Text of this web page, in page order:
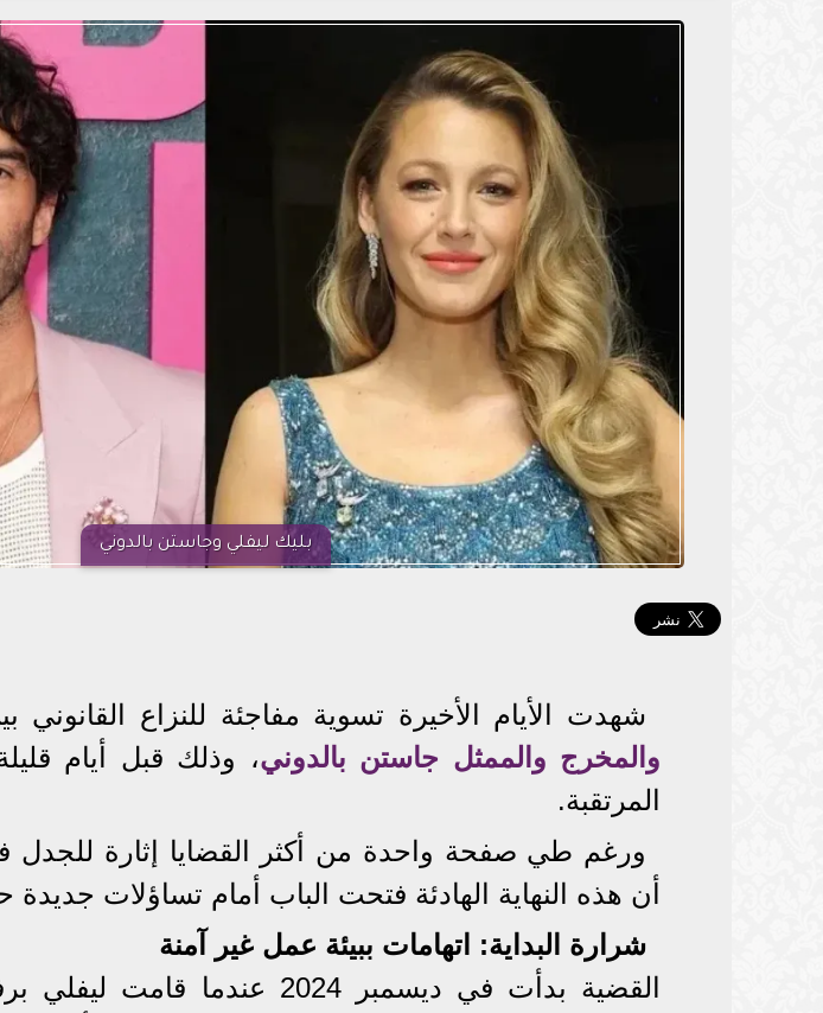
بليك ليفلي وجاستن بالدوني
شهدت الأيام الأخيرة تسوية مفاجئة للنزاع القانوني
والمخرج والممثل جاستن بالدوني، وذلك قبل أيام
المرتقبة.
ورغم طي صفحة واحدة من أكثر القضايا إثارة
أن هذه النهاية الهادئة فتحت الباب أمام تساؤلات
شرارة البداية: اتهامات ببيئة عمل غير آمنة
القضية بدأت في ديسمبر 2024